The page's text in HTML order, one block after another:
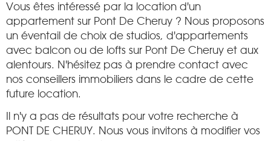
Vous êtes intéressé par la location d'un
appartement sur Pont De Cheruy ? Nous proposons
un éventail de choix de studios, d'appartements
avec balcon ou de lofts sur Pont De Cheruy et aux
alentours. N'hésitez pas à prendre contact avec
nos conseillers immobiliers dans le cadre de cette
future location.
Il n'y a pas de résultats pour votre recherche à
PONT DE CHERUY. Nous vous invitons à modifier vos